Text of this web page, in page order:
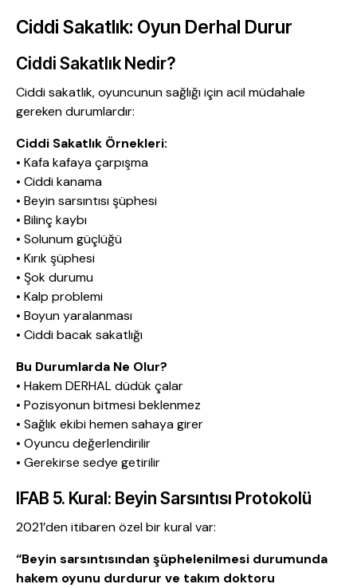
Ciddi Sakatlık: Oyun Derhal Durur
Ciddi Sakatlık Nedir?
Ciddi sakatlık, oyuncunun sağlığı için acil müdahale
gereken durumlardır:
Ciddi Sakatlık Örnekleri:
• Kafa kafaya çarpışma
• Ciddi kanama
• Beyin sarsıntısı şüphesi
• Bilinç kaybı
• Solunum güçlüğü
• Kırık şüphesi
• Şok durumu
• Kalp problemi
• Boyun yaralanması
• Ciddi bacak sakatlığı
Bu Durumlarda Ne Olur?
• Hakem DERHAL düdük çalar
• Pozisyonun bitmesi beklenmez
• Sağlık ekibi hemen sahaya girer
• Oyuncu değerlendirilir
• Gerekirse sedye getirilir
IFAB 5. Kural: Beyin Sarsıntısı Protokolü
2021’den itibaren özel bir kural var:
“Beyin sarsıntısından şüphelenilmesi durumunda
hakem oyunu durdurur ve takım doktoru